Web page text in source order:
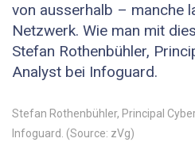
von ausserhalb – manche
Netzwerk. Wie man mit
Stefan Rothenbühler,
Analyst bei Infoguard.
Stefan Rothenbühler, Principal
Infoguard. (Source: zVg)